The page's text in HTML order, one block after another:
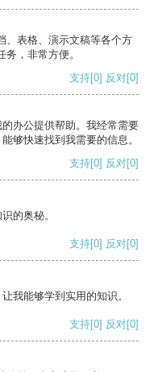
、表格、演示文稿等各个方
，非常方便。
支持[0] 反对[0]
办公提供帮助。我经常需要
够快速找到我需要的信息。
支持[0] 反对[0]
的奥秘。
支持[0] 反对[0]
我能够学到实用的知识。
支持[0] 反对[0]